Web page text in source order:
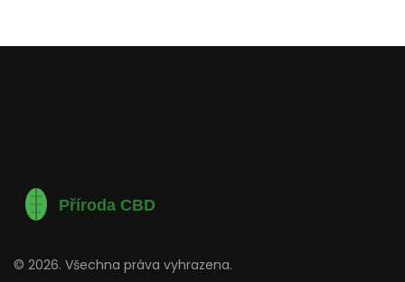
© 2026. Všechna práva vyhrazena.